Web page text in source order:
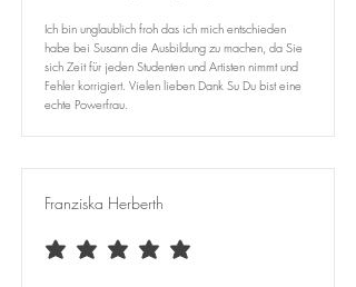
Ich bin unglaublich froh das ich mich entschieden
habe bei Susann die Ausbildung zu machen, da Sie
sich Zeit für jeden Studenten und Artisten nimmt und
Fehler korrigiert. Vielen lieben Dank Su Du bist eine
echte Powerfrau.
Franziska Herberth
average rating is 5 out of 5